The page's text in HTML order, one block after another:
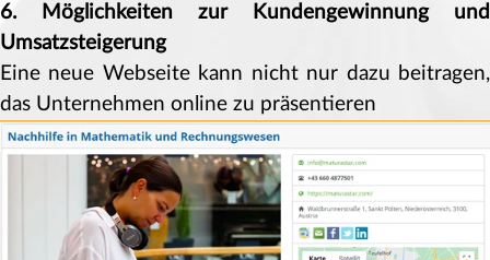
6. Möglichkeiten zur Kundengewinnung und
Umsatzsteigerung
Eine neue Webseite kann nicht nur dazu beitragen,
das Unternehmen online zu präsentieren